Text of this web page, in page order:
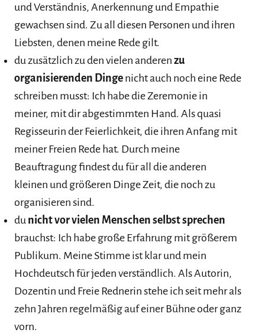
und Verständnis, Anerkennung und Empathie
gewachsen sind. Zu all diesen Personen und ihren
Liebsten, denen meine Rede gilt.
du zusätzlich zu den vielen anderen zu
organisierenden Dinge nicht auch noch eine Rede
schreiben musst: Ich habe die Zeremonie in
meiner, mit dir abgestimmten Hand. Als quasi
Regisseurin der Feierlichkeit, die ihren Anfang mit
meiner Freien Rede hat. Durch meine
Beauftragung findest du für all die anderen
kleinen und größeren Dinge Zeit, die noch zu
organisieren sind.
du nicht vor vielen Menschen selbst sprechen
brauchst: Ich habe große Erfahrung mit größerem
Publikum. Meine Stimme ist klar und mein
Hochdeutsch für jeden verständlich. Als Autorin,
Dozentin und Freie Rednerin stehe ich seit mehr als
zehn Jahren regelmäßig auf einer Bühne oder ganz
vorn.